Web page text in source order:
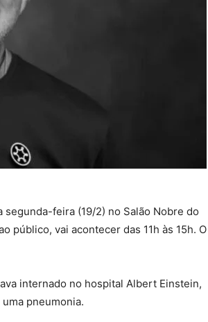
feira (19/2) no Salão Nobre do
público, vai acontecer das 11h às 15h. O
internado no hospital Albert Einstein,
pneumonia.